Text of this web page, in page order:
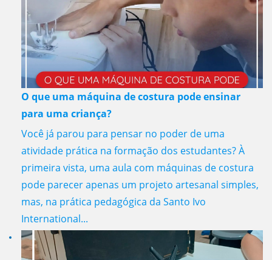
O que uma máquina de costura pode ensinar
para uma criança?
Você já parou para pensar no poder de uma
atividade prática na formação dos estudantes? À
primeira vista, uma aula com máquinas de costura
pode parecer apenas um projeto artesanal simples,
mas, na prática pedagógica da Santo Ivo
International...